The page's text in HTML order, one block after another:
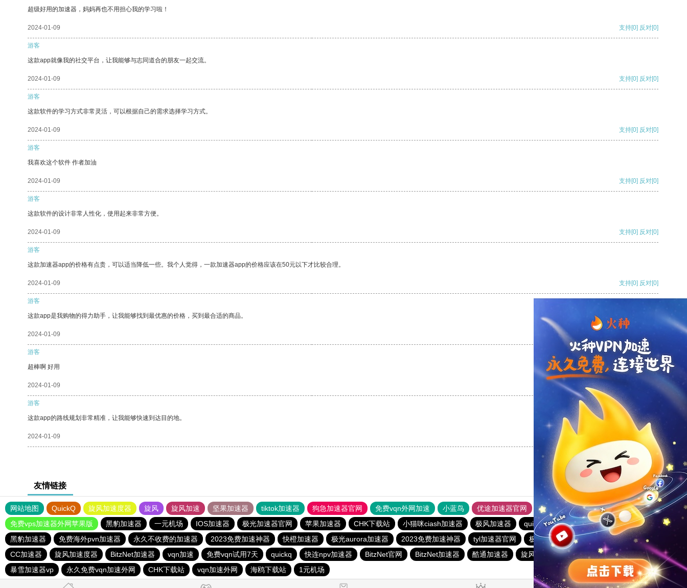
超级好用的加速器，妈妈再也不用担心我的学习啦！
2024-01-09 支持[0] 反对[0]
游客
这款app就像我的社交平台，让我能够与志同道合的朋友一起交流。
2024-01-09 支持[0] 反对[0]
游客
这款软件的学习方式非常灵活，可以根据自己的需求选择学习方式。
2024-01-09 支持[0] 反对[0]
游客
我喜欢这个软件 作者加油
2024-01-09 支持[0] 反对[0]
游客
这款软件的设计非常人性化，使用起来非常方便。
2024-01-09 支持[0] 反对[0]
游客
这款加速器app的价格有点贵，可以适当降低一些。我个人觉得，一款加速器app的价格应该在50元以下才比较合理。
2024-01-09 支持[0] 反对[0]
游客
这款app是我购物的得力助手，让我能够找到最优惠的价格，买到最合适的商品。
2024-01-09
游客
超棒啊 好用
2024-01-09 反对
游客
这款app的路线规划非常精准，让我能够快速到达目的地。
2024-01-09 反对[0]
友情链接
网站地图 QuickQ 旋风加速度器 旋风 旋风加速 坚果加速器 tiktok加速器 狗急加速器官网 免费vqn外网加速 小蓝鸟 优途加速器官网 风驰加速器 旋风加速器
八戒看书
免费vps加速器外网苹果版
黑豹加速器 一元机场 IOS加速器 极光加速器官网 苹果加速器 CHK下载站 小猫咪ciash加速器 极风加速器 quickq 书游下载站
俺来买下载站
黑豹加速器
免费海外pvn加速器 永久不收费的加速器 2023免费加速神器 快橙加速器 极光aurora加速器 2023免费加速神器 tyl加速器官网 极光vqn官网 极光加速器
西柚加速器
CC加速器
旋风加速度器 BitzNet加速器 vqn加速 免费vqn试用7天 quickq 快连npv加速器 BitzNet官网 BitzNet加速器 酷通加速器 旋风加速器
电报telegeram加速器
暴雪加速器vp
永久免费vqn加速外网 CHK下载站 vqn加速外网 海鸥下载站 1元机场